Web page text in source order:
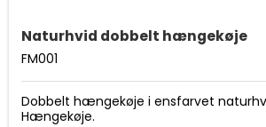
Naturhvid dobbelt hængekøje
FM001
Dobbelt hængekøje i ensfarvet
Hængekøje.